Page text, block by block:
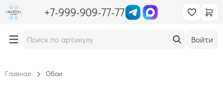
+7-999-909-77-77
Войти
Главная Обои